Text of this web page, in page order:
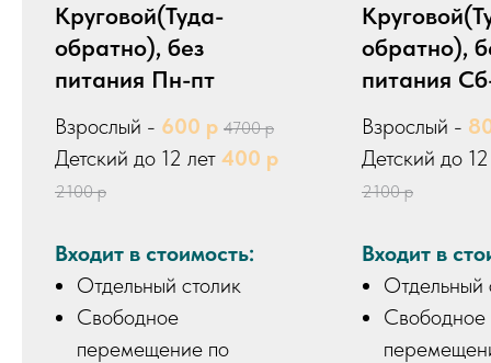
Круговой(Туда-
обратно), без
питания Пн-пт
Взрослый - 600 р 4700 р
Детский до 12 лет 400 р
2100 р
Входит в стоимость:
Отдельный столик
Свободное
перемещение по
обратно),
питания
Взрослый -
Детский до
2100 р
Входит в
Отдельный
Свободное